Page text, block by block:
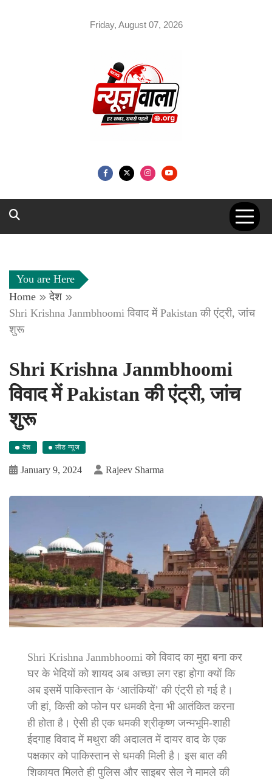
Friday, August 07, 2026
You are Here
Home
देश
Shri Krishna Janmbhoomi विवाद में Pakistan की एंट्री, जांच
शुरू
Shri Krishna Janmbhoomi
विवाद में Pakistan की एंट्री, जांच
शुरू
देश लीड न्यूज
January 9, 2024 Rajeev Sharma
Shri Krishna Janmbhoomi को विवाद का मुद्दा बना कर
घर के भेदियों को शायद अब अच्छा लग रहा होगा क्यों कि
अब इसमें पाकिस्तान के ‘आतंकियों’ की एंट्री हो गई है।
जी हां, किसी को फोन पर धमकी देना भी आतंकित करना
ही होता है। ऐसी ही एक धमकी श्रीकृष्ण जन्मभूमि-शाही
ईदगाह विवाद में मथुरा की अदालत में दायर वाद के एक
पक्षकार को पाकिस्तान से धमकी मिली है। इस बात की
शिकायत मिलते ही पुलिस और साइबर सेल ने मामले की